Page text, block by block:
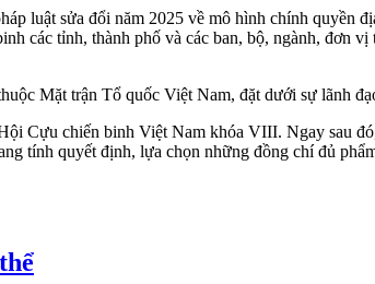
luật sửa đổi năm 2025 về mô hình chính quyền
các tỉnh, thành phố và các ban, bộ, ngành, đơn
Mặt trận Tổ quốc Việt Nam, đặt dưới sự lãnh
Cựu chiến binh Việt Nam khóa VIII. Ngay sau
tính quyết định, lựa chọn những đồng chí đủ